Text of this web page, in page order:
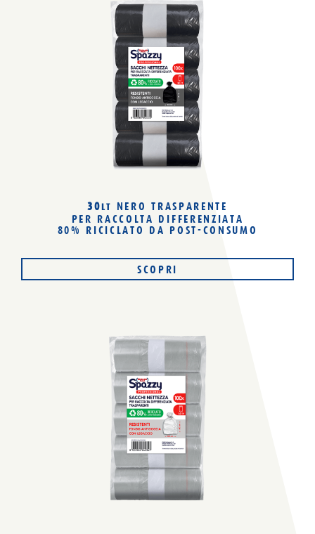
CONDOMINIO
Capienza
TUTTI
30 LT
110 LT
150 LT
160 LT
TUTTI
80% PLASTICA RICICLATA
BIODEGRADABILE E COMPOSTABILE
COLORATO
TRASPARENTE
NERO
Tecnologie
TUTTI
SALDATURA FONDONODO
FONDO ANTIGOCCIA
30 LT
NERO TRASPARENTE
PER RACCOLTA DIFFERENZIATA
80% RICICLATO DA POST-CONSUMO
SCOPRI